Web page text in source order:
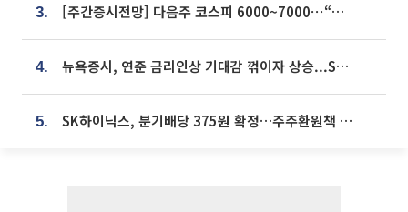
3. [주간증시전망] 다음주 코스피 6000~7000⋯“外人 수급은 정책이 변수”
4. 뉴욕증시, 연준 금리인상 기대감 꺾이자 상승...S&P500 사상 최고치 [종합]
5. SK하이닉스, 분기배당 375원 확정…주주환원책 9월로 앞당겨 발표